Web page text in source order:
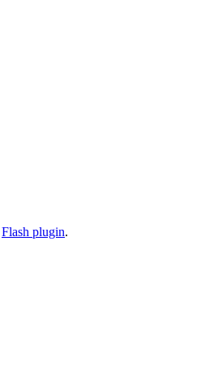
Flash plugin.